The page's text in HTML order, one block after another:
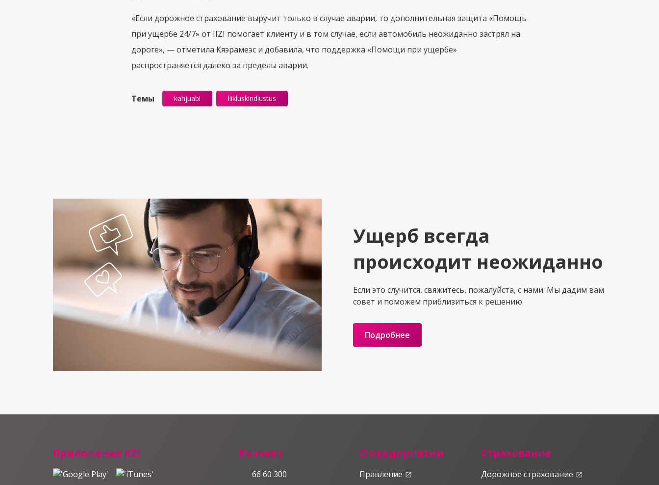
«Если дорожное страхование выручит только в случае аварии, то дополнительная защита «Помощь
при ущербе 24/7» от IIZI помогает клиенту и в том случае, если автомобиль неожиданно застрял на
дороге», — отметила Кяэрамеэс и добавила, что поддержка «Помощи при ущербе»
распространяется далеко за пределы аварии.
Темы kahjuabi liikluskindlustus
Ущерб всегда
происходит неожиданно
Если это случится, свяжитесь, пожалуйста, с нами. Мы дадим вам
совет и поможем приблизиться к решению.
Подробнее
Приложение IIZI Контакт
66 60 300
О предприятии
Правление launch
Страхование
Дорожное страхование launch